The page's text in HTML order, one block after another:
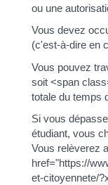
ou une
Vous devez
(c'est-à-dire en
Vous pouvez
soit <span
totale du temps
Si vous
étudiant, vous
Vous relèverez
href="https://
et-citoyennete/